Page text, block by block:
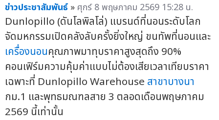
ข่าวประชาสัมพันธ์ » ศุกร์ 8 พฤษภาคม 2569 15:28 น.
Dunlopillo (ดันโลพิลโล่) แบรนด์ที่นอนระดับโลก
จัดมหกรรมเปิดคลังลับครั้งยิ่งใหญ่ ขนทัพที่นอนและ
เครื่องนอนคุณภาพมาทุบราคาสูงสุดถึง 90%
คอนเฟิร์มความคุ้มค่าแบบไม่ต้องเสียเวลาเทียบราคา
เฉพาะที่ Dunlopillo Warehouse สาขาบางนา
กม.1 และพุทธมณฑลสาย 3 ตลอดเดือนพฤษภาคม
2569 นี้เท่านั้น